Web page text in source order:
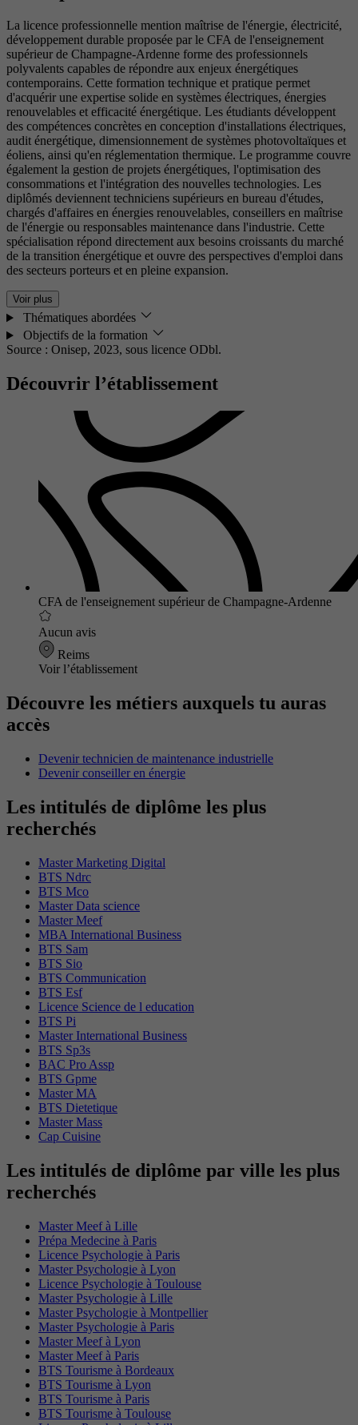
La licence professionnelle mention maîtrise de l'énergie, électricité,
développement durable proposée par le CFA de l'enseignement
supérieur de Champagne-Ardenne forme des professionnels
polyvalents capables de répondre aux enjeux énergétiques
contemporains. Cette formation technique et pratique permet
d'acquérir une expertise solide en systèmes électriques, énergies
renouvelables et efficacité énergétique. Les étudiants développent
des compétences concrètes en conception d'installations électriques,
audit énergétique, dimensionnement de systèmes photovoltaïques et
éoliens, ainsi qu'en réglementation thermique. Le programme couvre
également la gestion de projets énergétiques, l'optimisation des
consommations et l'intégration des nouvelles technologies. Les
diplômés deviennent techniciens supérieurs en bureau d'études,
chargés d'affaires en énergies renouvelables, conseillers en maîtrise
de l'énergie ou responsables maintenance dans l'industrie. Cette
spécialisation répond directement aux besoins croissants du marché
de la transition énergétique et ouvre des perspectives d'emploi dans
des secteurs porteurs et en pleine expansion.
Voir plus
Thématiques abordées
Objectifs de la formation
Source : Onisep, 2023, sous licence ODbl.
Découvrir l’établissement
CFA de l'enseignement supérieur de Champagne-Ardenne
Aucun avis
Reims
Voir l’établissement
Découvre les métiers auxquels tu auras
accès
Devenir technicien de maintenance industrielle
Devenir conseiller en énergie
Les intitulés de diplôme les plus
recherchés
Master Marketing Digital
BTS Ndrc
BTS Mco
Master Data science
Master Meef
MBA International Business
BTS Sam
BTS Sio
BTS Communication
BTS Esf
Licence Science de l education
BTS Pi
Master International Business
BTS Sp3s
BAC Pro Assp
BTS Gpme
Master MA
BTS Dietetique
Master Mass
Cap Cuisine
Les intitulés de diplôme par ville les plus
recherchés
Master Meef à Lille
Prépa Medecine à Paris
Licence Psychologie à Paris
Master Psychologie à Lyon
Licence Psychologie à Toulouse
Master Psychologie à Lille
Master Psychologie à Montpellier
Master Psychologie à Paris
Master Meef à Lyon
Master Meef à Paris
BTS Tourisme à Bordeaux
BTS Tourisme à Lyon
BTS Tourisme à Paris
BTS Tourisme à Toulouse